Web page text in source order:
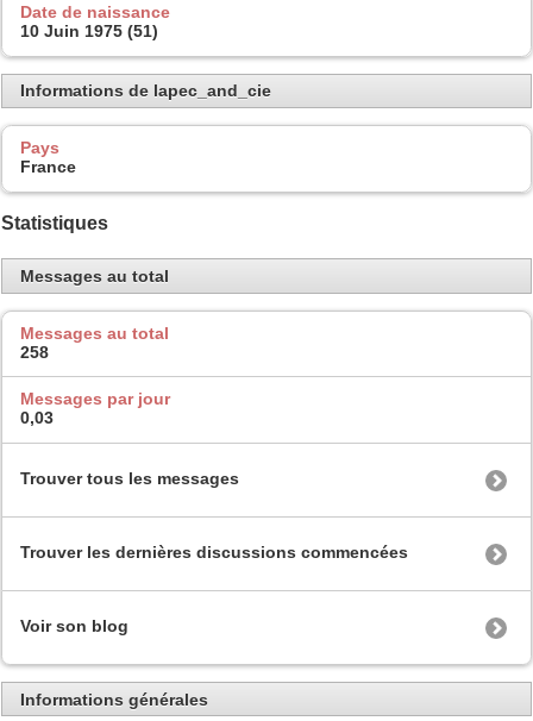
Date de naissance
10 Juin 1975 (51)
Informations de lapec_and_cie
Pays
France
Statistiques
Messages au total
Messages au total
258
Messages par jour
0,03
Trouver tous les messages
Trouver les dernières discussions commencées
Voir son blog
Informations générales